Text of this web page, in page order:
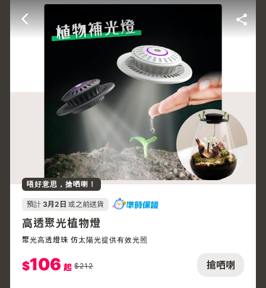
搶哂喇
唔好意思，搶哂喇！
預計 3月2日 或之前送貨
高透聚光植物燈
聚光高透燈珠 仿太陽光提供有效光照
$106 起 $212